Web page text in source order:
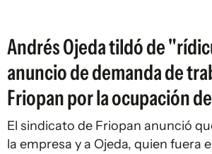
Andrés Ojeda tildó de
anuncio de demanda de
Friopan por la ocupación
El sindicato de Friopan anunció
la empresa y a Ojeda, quien fuera